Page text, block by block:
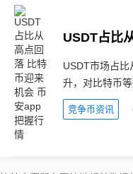
USDT占比
USDT市场占
升，对比特币
竞争币资讯